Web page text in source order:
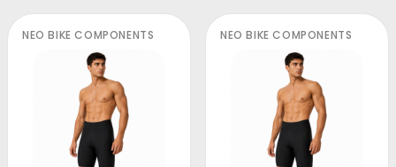
NEO BIKE COMPONENTS NEO BIKE COMPONENTS